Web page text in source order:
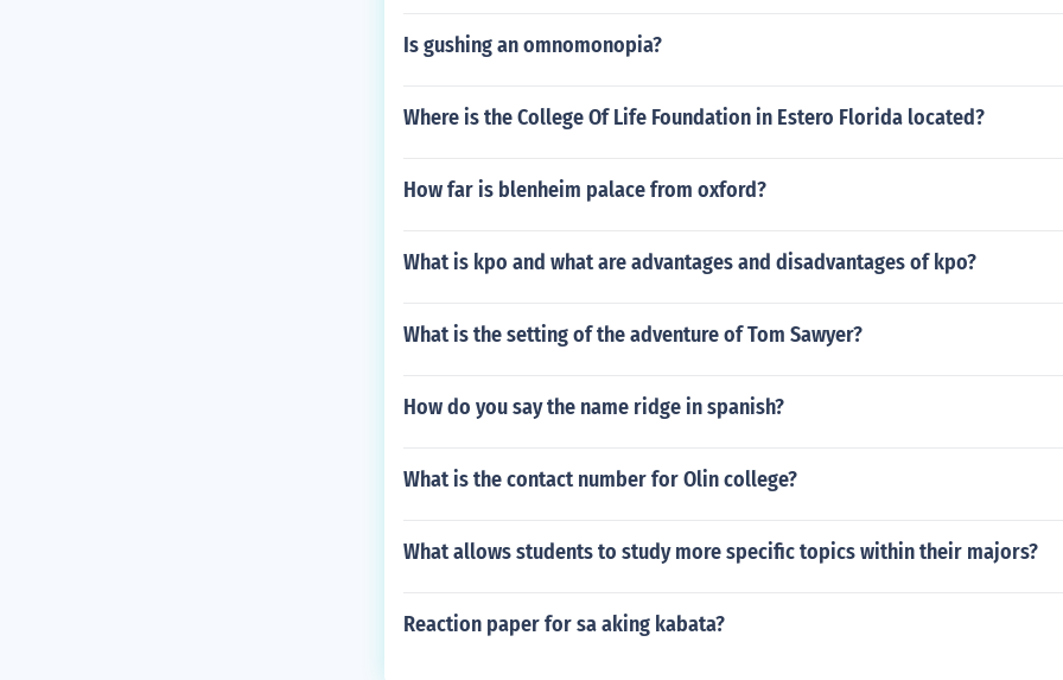
Is gushing an omnomonopia?
Where is the College Of Life Foundation in Estero Florida located?
How far is blenheim palace from oxford?
What is kpo and what are advantages and disadvantages of kpo?
What is the setting of the adventure of Tom Sawyer?
How do you say the name ridge in spanish?
What is the contact number for Olin college?
What allows students to study more specific topics within their majors?
Reaction paper for sa aking kabata?